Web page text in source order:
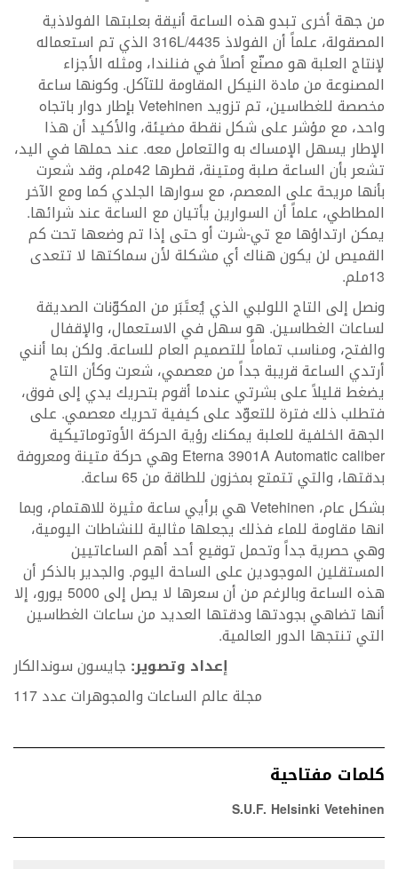
من جهة أخرى تبدو هذه الساعة أنيقة بعلبتها الفولاذية
المصقولة، علماً أن الفولاذ 316L/4435 الذي تم استعماله
لإنتاج العلبة هو مصنّع أصلاً في فنلندا، ومثله الأجزاء
المصنوعة من مادة النيكل المقاومة للتآكل. وكونها ساعة
مخصصة للغطاسين، تم تزويد Vetehinen بإطار دوار باتجاه
واحد، مع مؤشر على شكل نقطة مضيئة، والأكيد أن هذا
الإطار يسهل الإمساك به والتعامل معه. عند حملها في اليد،
تشعر بأن الساعة صلبة ومتينة، قطرها 42ملم، وقد شعرت
بأنها مريحة على المعصم، مع سوارها الجلدي كما ومع الآخر
المطاطي، علماً أن السوارين يأتيان مع الساعة عند شرائها.
يمكن ارتداؤها مع تي-شرت أو حتى إذا تم وضعها تحت كم
القميص لن يكون هناك أي مشكلة لأن سماكتها لا تتعدى
13ملم.
ونصل إلى التاج اللولبي الذي يُعتَبَر من المكوّنات الصديقة
لساعات الغطاسين. هو سهل في الاستعمال، والإقفال
والفتح، ومناسب تماماً للتصميم العام للساعة. ولكن بما أنني
أرتدي الساعة قريبة جداً من معصمي، شعرت وكأن التاج
يضغط قليلاً على بشرتي عندما أقوم بتحريك يدي إلى فوق،
فتطلب ذلك فترة للتعوّد على كيفية تحريك معصمي. على
الجهة الخلفية للعلبة يمكنك رؤية الحركة الأوتوماتيكية
Eterna 3901A Automatic caliber وهي حركة متينة ومعروفة
بدقتها، والتي تتمتع بمخزون للطاقة من 65 ساعة.
بشكل عام، Vetehinen هي برأيي ساعة مثيرة للاهتمام، وبما
انها مقاومة للماء فذلك يجعلها مثالية للنشاطات اليومية،
وهي حصرية جداً وتحمل توقيع أحد أهم الساعاتيين
المستقلين الموجودين على الساحة اليوم. والجدير بالذكر أن
هذه الساعة وبالرغم من أن سعرها لا يصل إلى 5000 يورو، إلا
أنها تضاهي بجودتها ودقتها العديد من ساعات الغطاسين
التي تنتجها الدور العالمية.
إعداد وتصوير: جايسون سوندالكار
مجلة عالم الساعات والمجوهرات عدد 117
كلمات مفتاحية
S.U.F. Helsinki Vetehinen